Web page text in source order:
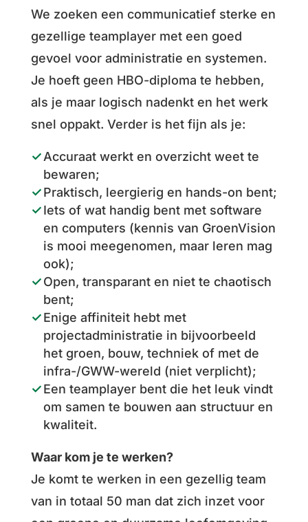
We zoeken een communicatief sterke en
gezellige teamplayer met een goed
gevoel voor administratie en systemen.
Je hoeft geen HBO-diploma te hebben,
als je maar logisch nadenkt en het werk
snel oppakt. Verder is het fijn als je:
Accuraat werkt en overzicht weet te
bewaren;
Praktisch, leergierig en hands-on bent;
Iets of wat handig bent met software
en computers (kennis van GroenVision
is mooi meegenomen, maar leren mag
ook);
Open, transparant en niet te chaotisch
bent;
Enige affiniteit hebt met
projectadministratie in bijvoorbeeld
het groen, bouw, techniek of met de
infra-/GWW-wereld (niet verplicht);
Een teamplayer bent die het leuk vindt
om samen te bouwen aan structuur en
kwaliteit.
Waar kom je te werken?
Je komt te werken in een gezellig team
van in totaal 50 man dat zich inzet voor